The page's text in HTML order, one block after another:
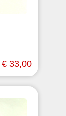
€ 33,00